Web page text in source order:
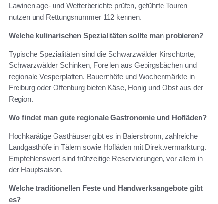
Lawinenlage- und Wetterberichte prüfen, geführte Touren
nutzen und Rettungsnummer 112 kennen.
Welche kulinarischen Spezialitäten sollte man probieren?
Typische Spezialitäten sind die Schwarzwälder Kirschtorte,
Schwarzwälder Schinken, Forellen aus Gebirgsbächen und
regionale Vesperplatten. Bauernhöfe und Wochenmärkte in
Freiburg oder Offenburg bieten Käse, Honig und Obst aus der
Region.
Wo findet man gute regionale Gastronomie und Hofläden?
Hochkarätige Gasthäuser gibt es in Baiersbronn, zahlreiche
Landgasthöfe in Tälern sowie Hofläden mit Direktvermarktung.
Empfehlenswert sind frühzeitige Reservierungen, vor allem in
der Hauptsaison.
Welche traditionellen Feste und Handwerksangebote gibt
es?